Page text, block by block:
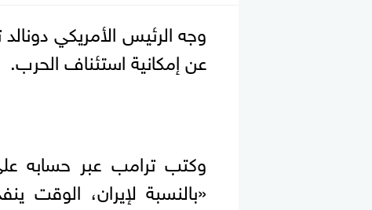
وجه الرئيس الأمريكي
عن إمكانية استئناف الحرب.
وكتب ترامب عبر حسابه
«بالنسبة لإيران، الوقت